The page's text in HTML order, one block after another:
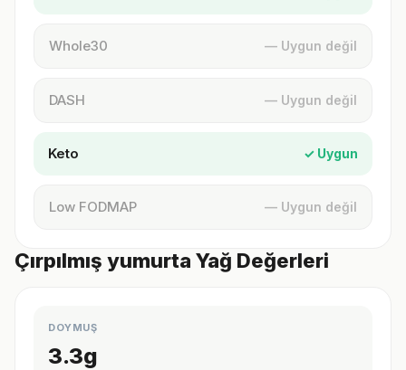
Whole30 — Uygun değil
DASH — Uygun değil
Keto ✓ Uygun
Low FODMAP — Uygun değil
Çırpılmış yumurta Yağ Değerleri
DOYMUŞ
3.3g